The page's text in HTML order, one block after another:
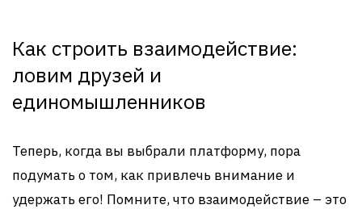
Как строить взаимодействие:
ловим друзей и
единомышленников
Теперь, когда вы выбрали платформу, пора
подумать о том, как привлечь внимание и
удержать его! Помните, что взаимодействие – это